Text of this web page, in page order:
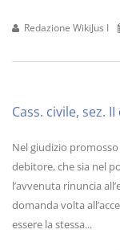
Redazione WikiJus I
Cass. civile, sez.
Nel giudizio
debitore, che sia nel
l’avvenuta rinuncia
domanda volta
essere la stessa...